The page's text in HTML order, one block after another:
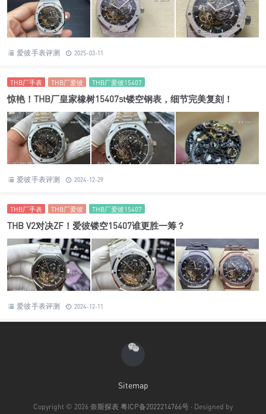
爱彼手表评测 2025-03-11
THB厂手表 THB厂爱彼 THB厂爱彼15407
惊艳！THB厂皇家橡树15407st镂空钢表，细节完美复刻！
爱彼手表评测 2024-12-29
THB厂手表 THB厂爱彼 THB厂爱彼15407
THB V2对决ZF！爱彼镂空15407谁更胜一筹？
爱彼手表评测 2024-12-11
Sitemap
Copyright © 2026 奈斯探表 粤ICP备2022214766号 · Designed by